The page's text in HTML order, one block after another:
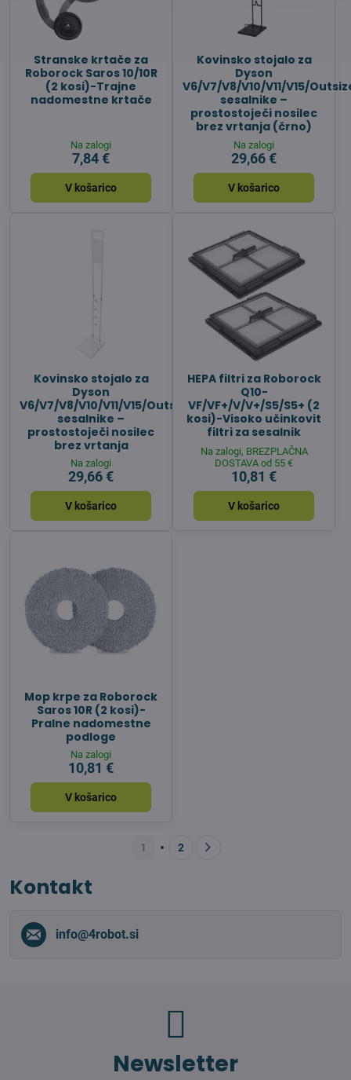
Stranske krtače za
Roborock Saros 10/10R
(2 kosi)-Trajne
nadomestne krtače
Na zalogi
7,84 €
V košarico
Kovinsko stojalo za
Dyson
V6/V7/V8/V10/V11/V15/
sesalnike –
prostostoječi nosilec
brez vrtanja (črno)
Na zalogi
29,66 €
V košarico
Kovinsko stojalo za
Dyson
V6/V7/V8/V10/V11/V15/Outsize
sesalnike –
prostostoječi nosilec
brez vrtanja
Na zalogi
29,66 €
V košarico
HEPA filtri za Roborock
Q10-
VF/VF+/V/V+/S5/S5+ (2
kosi)-Visoko učinkovit
filtri za sesalnik
Na zalogi, BREZPLAČNA
DOSTAVA od 55 €
10,81 €
V košarico
Mop krpe za Roborock
Saros 10R (2 kosi)-
Pralne nadomestne
podloge
Na zalogi
10,81 €
V košarico
1 2
Kontakt
info​@4robot​.si
Newsletter